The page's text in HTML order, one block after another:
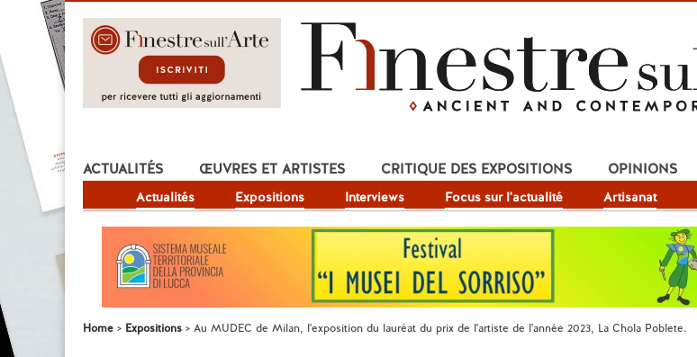
ACTUALITÉS
Actualités Expositions Interviews Focus sur l'actualité Artisanat
ŒUVRES ET ARTISTES CRITIQUE DES EXPOSITIONS OPINIONS
Home Expositions Au MUDEC de Milan, l'exposition du lauréat du prix de l'artiste de l'année 2023, La Chola Poblete.